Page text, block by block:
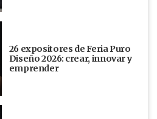
26 expositores de Feria Puro
Diseño 2026: crear, innovar y
emprender